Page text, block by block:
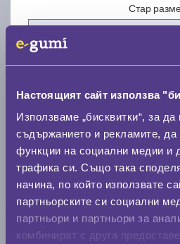
Настоящият сайт използва
Използваме „бисквитки“, за
съдържанието и рекламите, да
функции на социални медии и
трафика си. Също така
начина, по който използвате
партньорските си социални
партньори и партньори за
комбинират с друга
Стар
Нов размер
Стар